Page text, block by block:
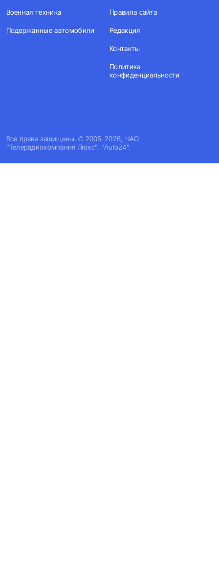
Все права защищены. © 2005-2026, ЧАО
"Телерадиокомпания Люкс". "Auto24".
Военная техника
Подержанные автомобили
Правила сайта
Редакция
Контакты
Политика
конфиденциальности